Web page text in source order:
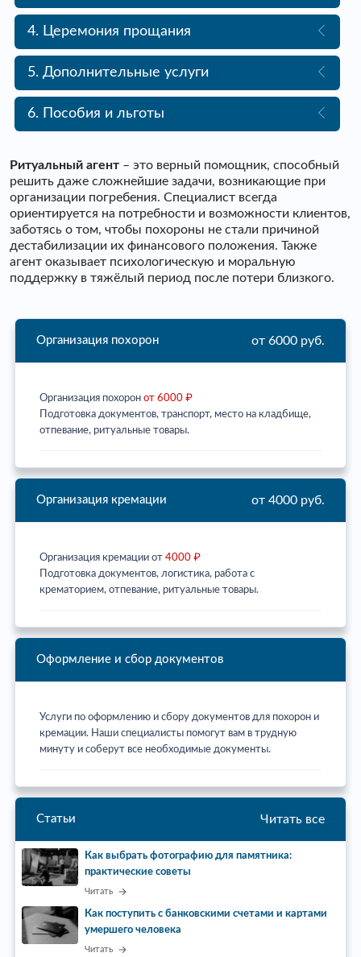
4. Церемония прощания
5. Дополнительные услуги
6. Пособия и льготы
Ритуальный агент – это верный помощник, способный
решить даже сложнейшие задачи, возникающие при
организации погребения. Специалист всегда
ориентируется на потребности и возможности клиентов,
заботясь о том, чтобы похороны не стали причиной
дестабилизации их финансового положения. Также
агент оказывает психологическую и моральную
поддержку в тяжёлый период после потери близкого.
Организация похорон от 6000 руб.
Организация похорон от 6000 ₽
Подготовка документов, транспорт, место на кладбище,
отпевание, ритуальные товары.
Организация кремации от 4000 руб.
Организация кремации от 4000 ₽
Подготовка документов, логистика, работа с
крематорием, отпевание, ритуальные товары.
Оформление и сбор документов
Услуги по оформлению и сбору документов для похорон и
кремации. Наши специалисты помогут вам в трудную
минуту и соберут все необходимые документы.
Статьи Читать все
Как выбрать фотографию для памятника:
практические советы
Читать
Как поступить с банковскими счетами и картами
умершего человека
Читать